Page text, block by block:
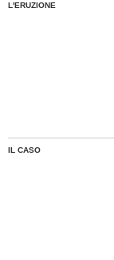
L'ERUZIONE
IL CASO